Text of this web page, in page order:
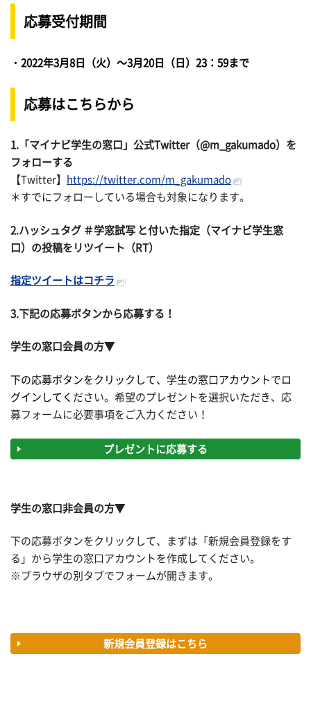
応募受付期間
・ 2022年3月8日（火）～3月20日（日）23：59まで
応募はこちらから
1.「マイナビ学生の窓口」公式Twitter（@m_gakumado）を
フォローする
【Twitter】
https://twitter.com/m_gakumado
＊すでにフォローしている場合も対象になります。
2.ハッシュタグ ＃学窓試写 と付いた指定（マイナビ学生窓
口）の投稿をリツイート（RT）
指定ツイートはコチラ
3.下記の応募ボタンから応募する！
学生の窓口会員の方▼
下の応募ボタンをクリックして、学生の窓口アカウントでロ
グインしてく ださい。希望のプレゼントを選択いただき、応
募フォームに必要事項をご入力ください！
プレゼントに応募する
学生の窓口非会員の方▼
下の応募ボタンをクリックして、まずは「新規会員登録をす
る」から学生の窓口アカウントを作成してください。
※ブラウザの別タブでフォームが開きます。
新規会員登録はこちら